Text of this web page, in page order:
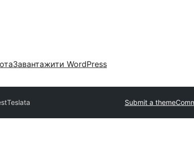
Завантажити WordPress
Teslata Submit a theme